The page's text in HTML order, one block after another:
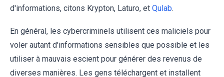
d'informations, citons Krypton, Laturo, et Qulab.
En général, les cybercriminels utilisent ces maliciels pour
voler autant d'informations sensibles que possible et les
utiliser à mauvais escient pour générer des revenus de
diverses manières. Les gens téléchargent et installent